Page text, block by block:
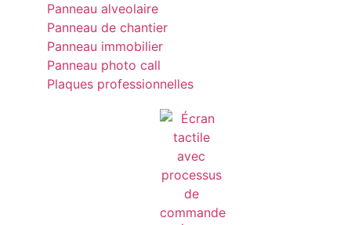
Panneau alveolaire
Panneau de chantier
Panneau immobilier
Panneau photo call
Plaques professionnelles